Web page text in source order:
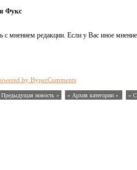
Фукс
с мнением редакции. Если у Вас иное
by HyperComments
Предыдущая новость « » Архив категории « »